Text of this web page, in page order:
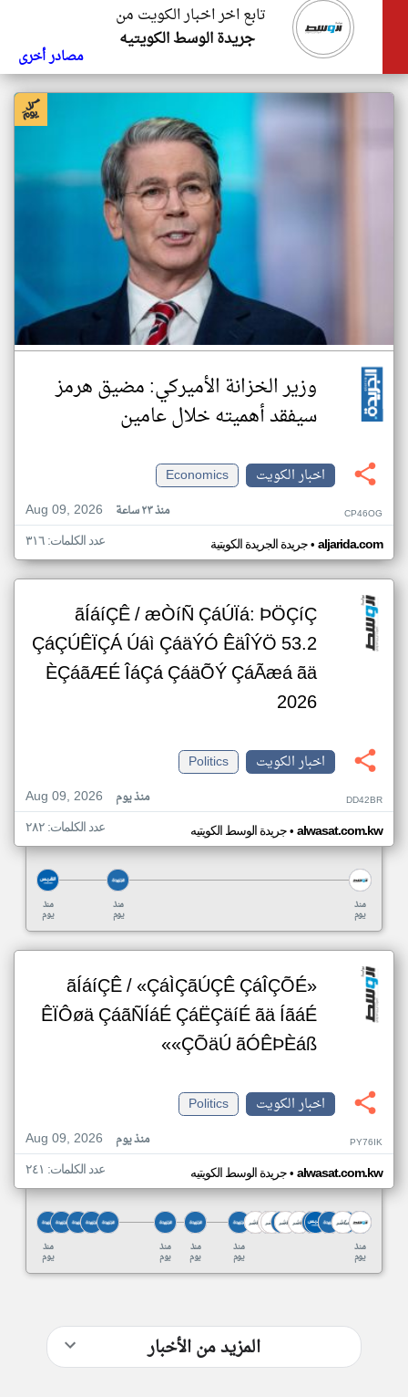
تابع اخر اخبار الكويت من
جريدة الوسط الكويتيه
مصادر أخرى
وزير الخزانة الأميركي: مضيق هرمز
سيفقد أهميته خلال عامين
اخبار الكويت
Economics
Aug 09, 2026
منذ ٢٣ ساعة CP46OG
جريدة الجريدة الكويتية• aljarida.com عدد الكلمات: ٣١٦
ãÍáíÇÊ / æÒíÑ ÇáÚÏá: ÞÖÇíÇ
ÇáÇÚÊÏÇÁ Úáì ÇáäÝÓ ÊäÎÝÖ 53.2
ÈÇáãÆÉ ÎáÇá ÇáäÕÝ ÇáÃæá ãä
2026
اخبار الكويت
Politics
Aug 09, 2026
منذ يوم DD42BR
جريدة الوسط الكويتيه• alwasat.com.kw عدد الكلمات: ٢٨٢
منذ
يوم
منذ
يوم
منذ
يوم
ãÍáíÇÊ / «ÇáÌÇãÚÇÊ ÇáÎÇÕÉ»
ÊÏÔøä ÇáãÑÍáÉ ÇáËÇäíÉ ãä ÍãáÉ
«ÇÕäÚ ãÓÊÞÈáß»
اخبار الكويت
Politics
Aug 09, 2026
منذ يوم PY76IK
جريدة الوسط الكويتيه• alwasat.com.kw عدد الكلمات: ٢٤١
منذ
يوم
منذ
يوم
منذ
يوم
منذ
يوم
منذ
يوم
المزيد من الأخبار